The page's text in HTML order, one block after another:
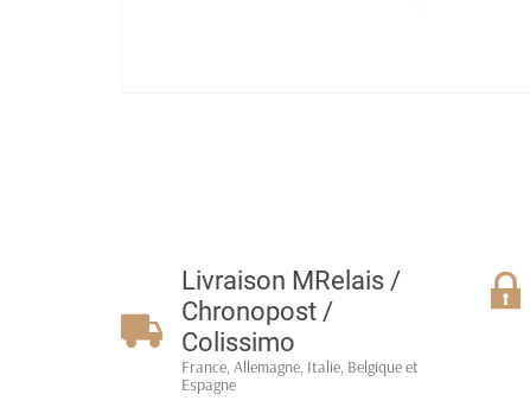
Livraison MRelais /
Chronopost /
Colissimo
France, Allemagne, Italie, Belgique et
Espagne